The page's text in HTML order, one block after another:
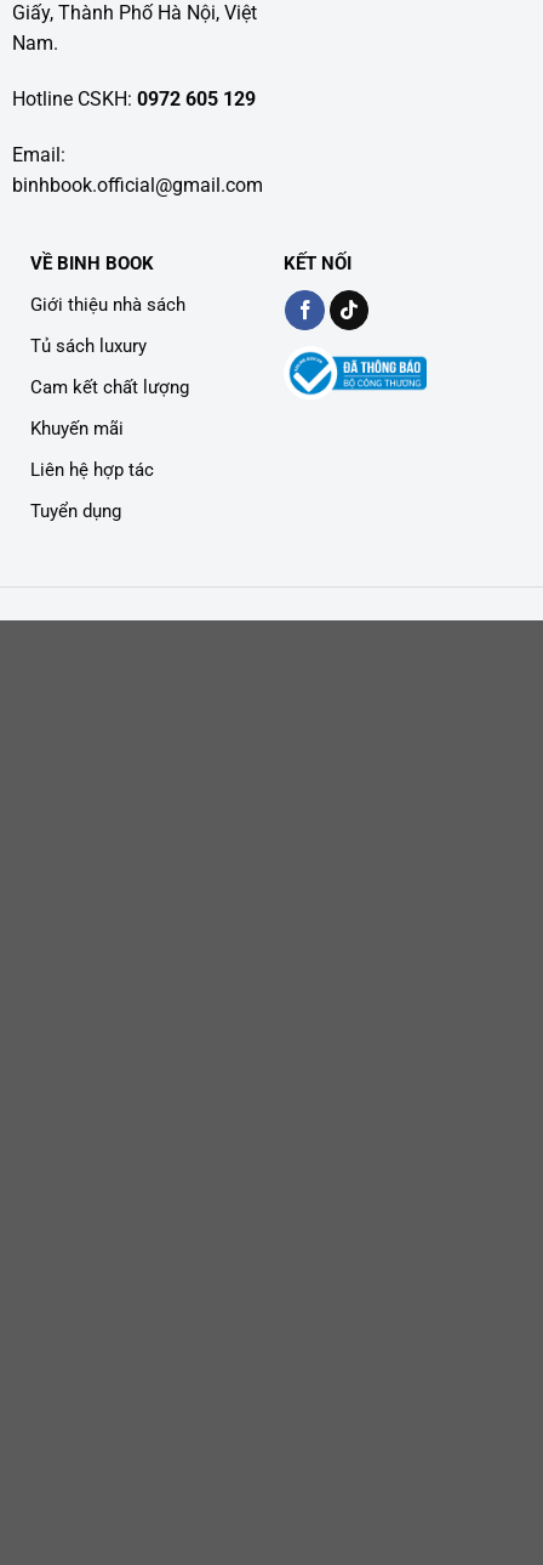
Giấy, Thành Phố Hà Nội, Việt
Nam.
Hotline CSKH: 0972 605 129
Email:
binhbook.official@gmail.com
VỀ BINH BOOK
Giới thiệu nhà sách
Tủ sách luxury
Cam kết chất lượng
Khuyến mãi
Liên hệ hợp tác
Tuyển dụng
KẾT NỐI